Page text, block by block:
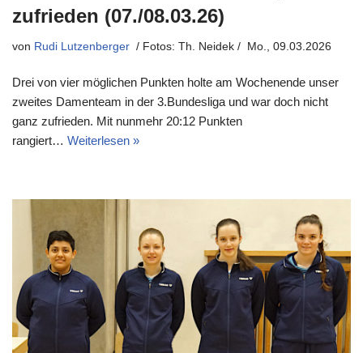
zufrieden (07./08.03.26)
von Rudi Lutzenberger Mo., 09.03.2026
Drei von vier möglichen Punkten holte am Wochenende unser
zweites Damenteam in der 3.Bundesliga und war doch nicht
ganz zufrieden. Mit nunmehr 20:12 Punkten
rangiert… Weiterlesen »